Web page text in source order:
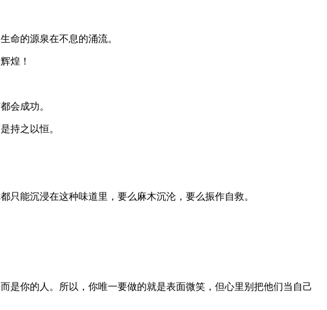
命的源泉在不息的涌流。
煌！
会成功。
持之以恒。
能沉浸在这种味道里，要么麻木沉沦，要么振作自救。
是你的人。所以，你唯一要做的就是表面微笑，但心里别把他们当自己